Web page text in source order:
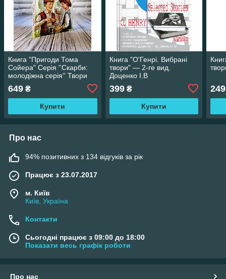
Книга "Пригоди Тома
Сойера" Серія ''Скарби:
молодіжна серія'' Твори
додаткове читання 5 клас
649 ₴
Купити
Книга "О'Генрі. Вибрані
твори" — 2-ге вид.
Доценко І.В
399₴
Купити
249
Про нас
94% позитивних з 134 відгуків за рік
Працює з 23.07.2017
м. Київ
Київ, Україна
Контакти
Сьогодні працює з 09:00 до 18:00
Показати весь графік роботи
Про нас